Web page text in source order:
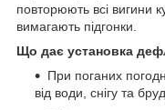
повторюють всі вигини
вимагають підгонки.
Що дає установка
При поганих
від води, снігу та